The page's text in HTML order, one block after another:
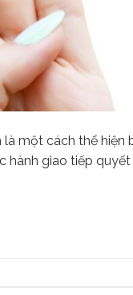
một cách thể hiện
hành giao tiếp